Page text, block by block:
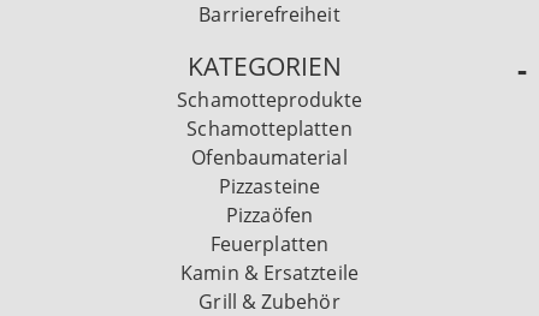
Barrierefreiheit
KATEGORIEN
Schamotteprodukte
Schamotteplatten
Ofenbaumaterial
Pizzasteine
Pizzaöfen
Feuerplatten
Kamin & Ersatzteile
Grill & Zubehör